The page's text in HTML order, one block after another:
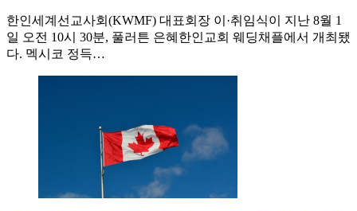
한인세계선교사회(KWMF) 대표회장 이·취임식이 지난 8월 1
일 오전 10시 30분, 풀러튼 은혜한인교회 웨딩채플에서 개최됐
다. 멕시코 정득…